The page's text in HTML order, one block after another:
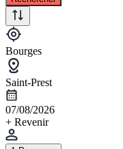
Bourges
Saint-Prest
07/08/2026
+ Revenir